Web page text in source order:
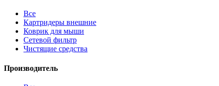
Все
Картридеры внешние
Коврик для мыши
Сетевой фильтр
Чистящие средства
Производитель